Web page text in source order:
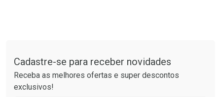
Cadastre-se para receber novidades
Receba as melhores ofertas e super descontos
exclusivos!